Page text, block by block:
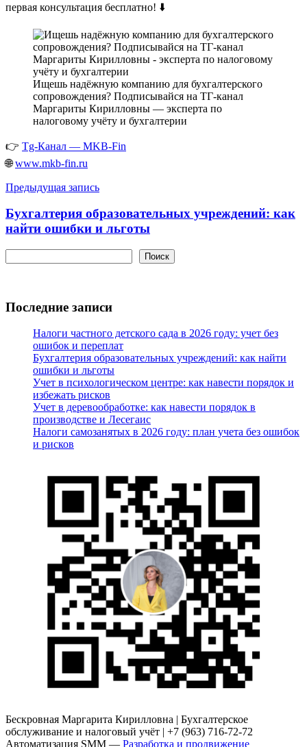
первая консультация бесплатно! ⬇️
Ищешь надёжную компанию для бухгалтерского
сопровождения? Подписывайся на ТГ-канал
Маргариты Кирилловны — эксперта по
налоговому учёту и бухгалтерии
👉 Tg-Канал — MKB-Fin
🌐www.mkb-fin.ru
Навигация
по
записям
Предыдущая запись
Бухгалтерия образовательных учреждений: как
найти ошибки и льготы
Поиск
Последние записи
Налоги частного детского сада в 2026 году: учет без
ошибок и переплат
Бухгалтерия образовательных учреждений: как найти
ошибки и льготы
Учет в психологическом центре: как навести порядок и
избежать рисков
Учет в деревообработке: как навести порядок в
производстве и Лесегаис
Налоги самозанятых в 2026 году: план учета без ошибок
и рисков
Бескровная Маргарита Кирилловна | Бухгалтерское
обслуживание и налоговый учёт | +7 (963) 716-72-72
Автоматизация SMM — Разработка и продвижение